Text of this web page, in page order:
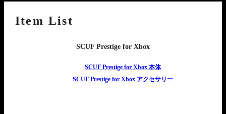
Item List
SCUF Prestige for Xbox
SCUF Prestige for Xbox 本体
SCUF Prestige for Xbox アクセサリー